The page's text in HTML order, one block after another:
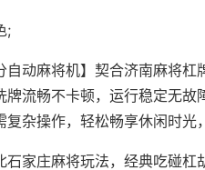
;
自动麻将机】契合济南麻将
牌流畅不卡顿，运行稳定无
杂操作，轻松畅享休闲时光
石家庄麻将玩法，经典吃碰